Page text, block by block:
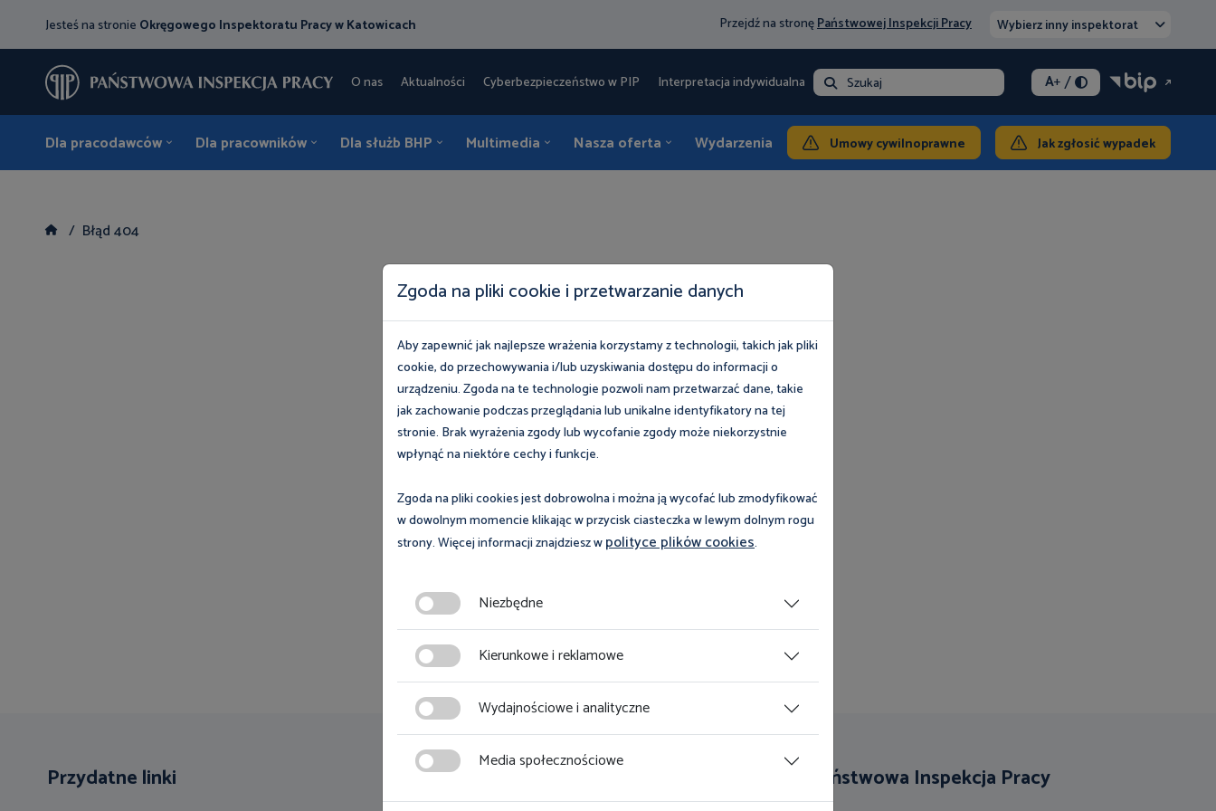
Jesteś na stronie Okręgowego Inspektoratu Pracy w Katowicach Przejdź na stronęPaństwowej Inspekcji Pracy Wybierz inny inspektorat
O nas Aktualności Cyberbezpieczeństwo w PIP Interpretacja indywidualna - opłataSzukaj A+/
Dla pracodawców Dla pracowników Dla służb BHP Multimedia Nasza oferta Wydarzenia KontaktUmowy cywilnoprawne Jak zgłosić wypadek
Błąd 404
404
Drukuj
Strona nie została znaleziona
Podana strona nie została znaleziona,
Przydatne linki Na skróty Państwowa Inspekcja Pracy
Zgoda na pliki cookie i przetwarzanie danych
Aby zapewnić jak najlepsze wrażenia korzystamy z technologii, takich jak pliki
cookie, do przechowywania i/lub uzyskiwania dostępu do informacji o
urządzeniu. Zgoda na te technologie pozwoli nam przetwarzać dane, takie
jak zachowanie podczas przeglądania lub unikalne identyfikatory na tej
stronie. Brak wyrażenia zgody lub wycofanie zgody może niekorzystnie
wpłynąć na niektóre cechy i funkcje.
Zgoda na pliki cookies jest dobrowolna i można ją wycofać lub zmodyfikować
w dowolnym momencie klikając w przycisk ciasteczka w lewym dolnym rogu
strony. Więcej informacji znajdziesz wpolityce plików cookies.
Niezbędne
Kierunkowe i reklamowe
Wydajnościowe i analityczne
Media społecznościowe